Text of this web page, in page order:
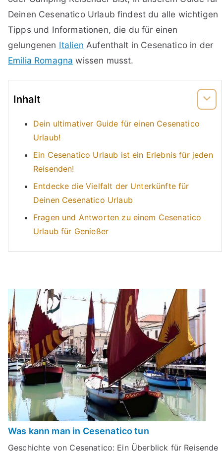
Deinen Cesenatico Urlaub findest du alle wichtigen
Tipps und Informationen, die du für einen
gelungenen Italien Aufenthalt in Cesenatico in der
Emilia Romagna wissen musst.
Inhalt
Dein ultimativer Guide für einen Cesenatico
Urlaub!
Ein Cesenatico Urlaub ist ein Erlebnis für jeden
Reisenden!
Entdecke die Vielfalt der Unterkünfte für
Deinen Cesenatico Urlaub
Fragen und Antworten zu einem Cesenatico
Urlaub für Genießer
Was kann man in Cesenatico tun
Geschichte von Cesenatico: Ein Überblick für Reisende